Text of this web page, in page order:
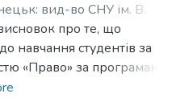
вид-во СНУ ім. В.
)Терещенко, С. В.;
Serhii
про те, що
навчання студентів за
«Право» за програмами, в
забезпечення